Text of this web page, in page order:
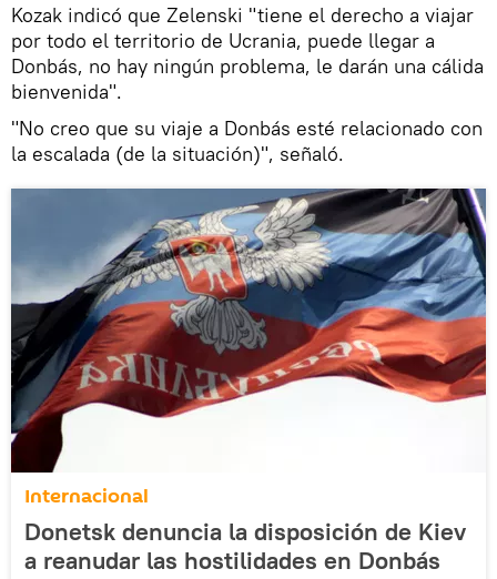
Kozak indicó que Zelenski "tiene el derecho a viajar
por todo el territorio de Ucrania, puede llegar a
Donbás, no hay ningún problema, le darán una cálida
bienvenida".
"No creo que su viaje a Donbás esté relacionado con
la escalada (de la situación)", señaló.
Internacional
Donetsk denuncia la disposición de Kiev
a reanudar las hostilidades en Donbás